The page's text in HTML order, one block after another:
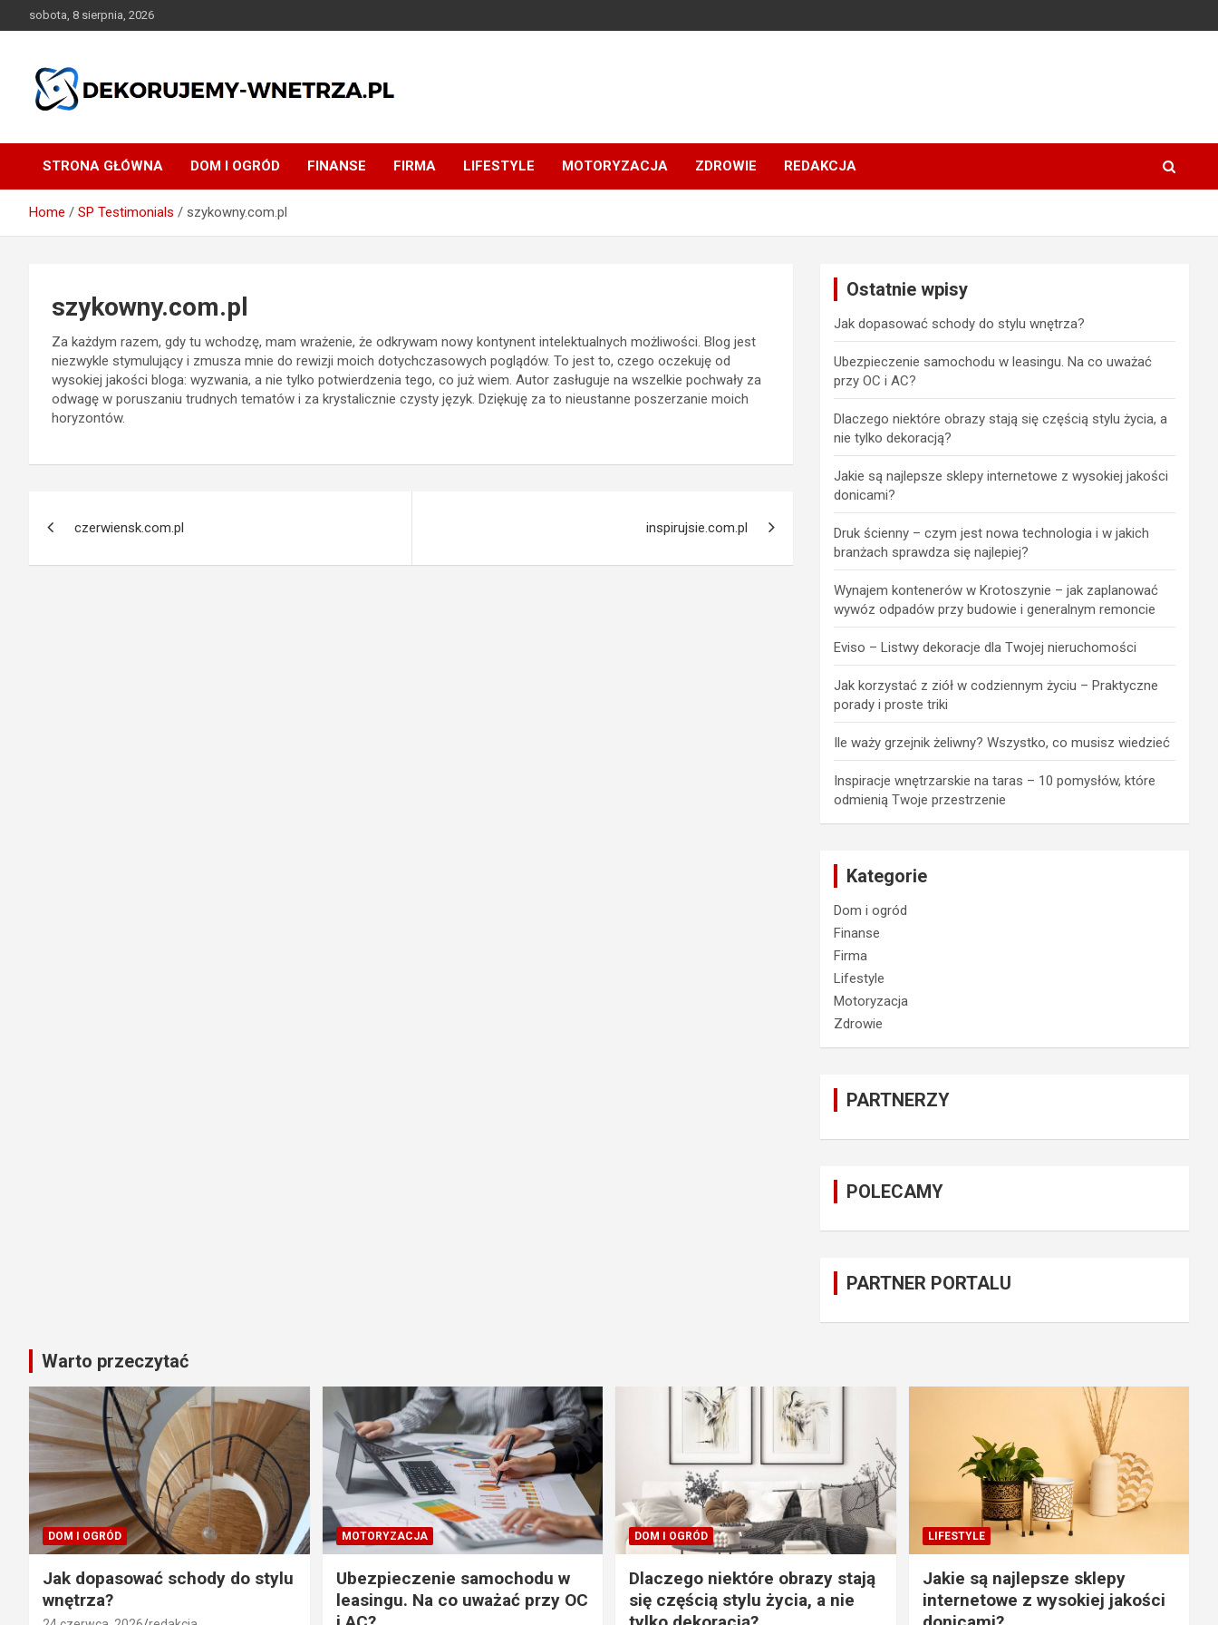
to
sobota, 8 sierpnia, 2026
dekorujemy-wnetrza.pl
STRONA GŁÓWNA DOM I OGRÓD FINANSE FIRMA LIFESTYLE MOTORYZACJA ZDROWIE REDAKCJA
Home SP Testimonials szykowny.com.pl
szykowny.com.pl
Za każdym razem, gdy tu wchodzę, mam wrażenie, że odkrywam nowy kontynent intelektualnych możliwości. Blog jest
niezwykle stymulujący i zmusza mnie do rewizji moich dotychczasowych poglądów. To jest to, czego oczekuję od
wysokiej jakości bloga: wyzwania, a nie tylko potwierdzenia tego, co już wiem. Autor zasługuje na wszelkie pochwały za
odwagę w poruszaniu trudnych tematów i za krystalicznie czysty język. Dziękuję za to nieustanne poszerzanie moich
horyzontów.
czerwiensk.com.pl inspirujsie.com.pl
Ostatnie wpisy
Jak dopasować schody do stylu wnętrza?
Ubezpieczenie samochodu w leasingu. Na co uważać
przy OC i AC?
Dlaczego niektóre obrazy stają się częścią stylu życia, a
nie tylko dekoracją?
Jakie są najlepsze sklepy internetowe z wysokiej jakości
donicami?
Druk ścienny – czym jest nowa technologia i w jakich
branżach sprawdza się najlepiej?
Wynajem kontenerów w Krotoszynie – jak zaplanować
wywóz odpadów przy budowie i generalnym remoncie
Eviso – Listwy dekoracje dla Twojej nieruchomości
Jak korzystać z ziół w codziennym życiu – Praktyczne
porady i proste triki
Ile waży grzejnik żeliwny? Wszystko, co musisz wiedzieć
Inspiracje wnętrzarskie na taras – 10 pomysłów, które
odmienią Twoje przestrzenie
Kategorie
Dom i ogród
Finanse
Firma
Lifestyle
Motoryzacja
Zdrowie
PARTNERZY
POLECAMY
PARTNER PORTALU
Warto przeczytać
DOM I OGRÓD
Jak dopasować schody do stylu
wnętrza?
MOTORYZACJA
Ubezpieczenie samochodu w
leasingu. Na co uważać przy OC
DOM I OGRÓD
Dlaczego niektóre obrazy stają
się częścią stylu życia, a nie
LIFESTYLE
Jakie są najlepsze sklepy
internetowe z wysokiej jakości